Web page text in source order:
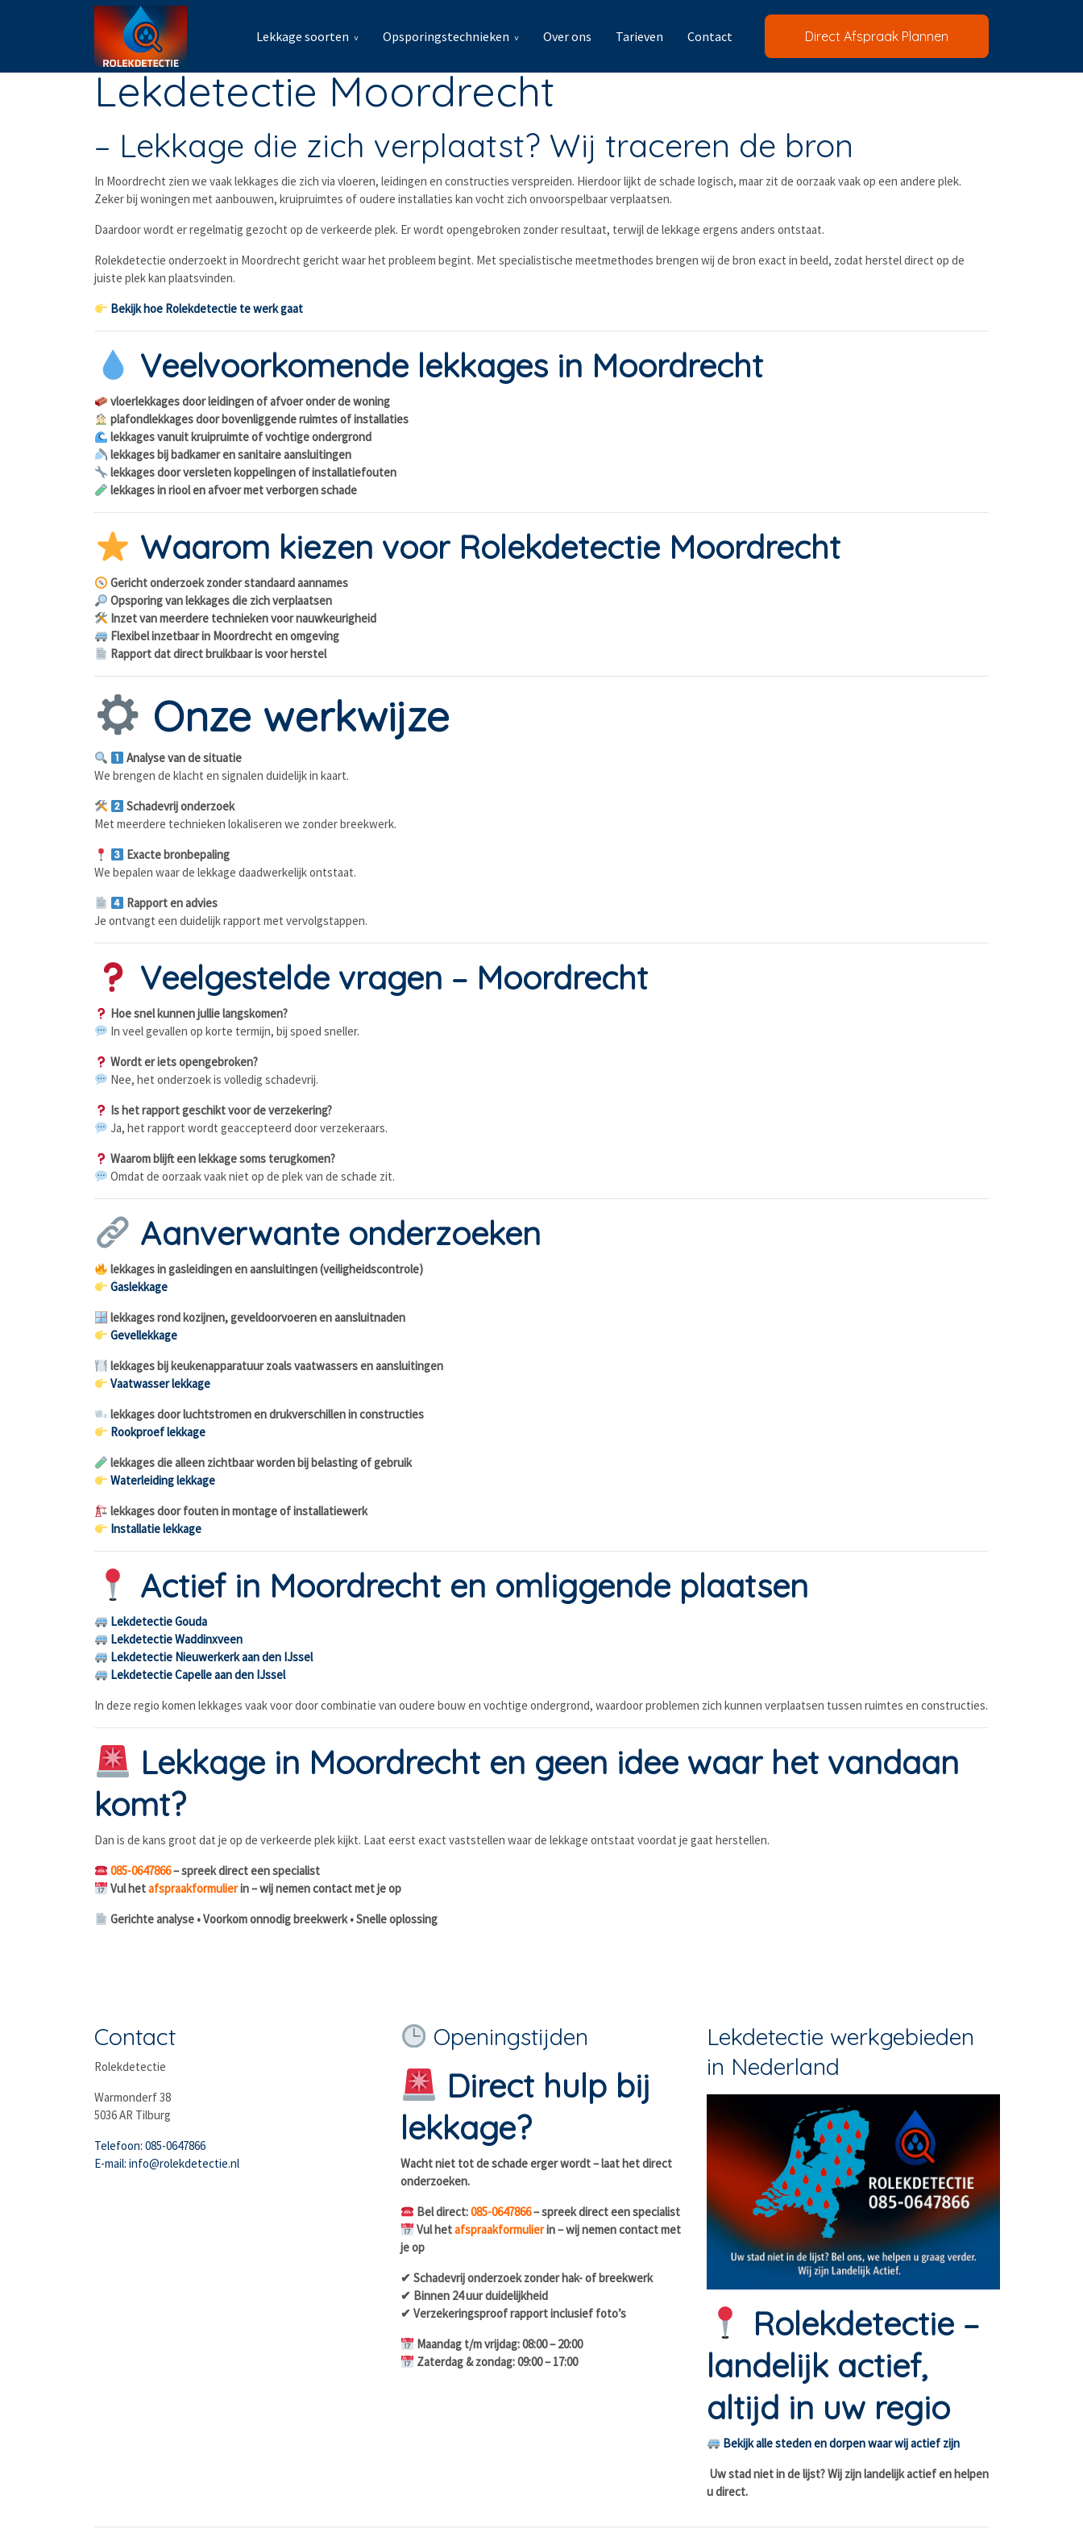
Lekkage soorten Opsporingstechnieken Over ons Tarieven Contact Direct Afspraak Plannen
Lekdetectie Moordrecht
– Lekkage die zich verplaatst? Wij traceren de bron
In Moordrecht zien we vaak lekkages die zich via vloeren, leidingen en constructies verspreiden. Hierdoor lijkt de schade logisch, maar zit de oorzaak vaak op een andere plek.
Zeker bij woningen met aanbouwen, kruipruimtes of oudere installaties kan vocht zich onvoorspelbaar verplaatsen.
Daardoor wordt er regelmatig gezocht op de verkeerde plek. Er wordt opengebroken zonder resultaat, terwijl de lekkage ergens anders ontstaat.
Rolekdetectie onderzoekt in Moordrecht gericht waar het probleem begint. Met specialistische meetmethodes brengen wij de bron exact in beeld, zodat herstel direct op de
juiste plek kan plaatsvinden.
Bekijk hoe Rolekdetectie te werk gaat
Veelvoorkomende lekkages in Moordrecht
vloerlekkages door leidingen of afvoer onder de woning
plafondlekkages door bovenliggende ruimtes of installaties
lekkages vanuit kruipruimte of vochtige ondergrond
lekkages bij badkamer en sanitaire aansluitingen
lekkages door versleten koppelingen of installatiefouten
lekkages in riool en afvoer met verborgen schade
Waarom kiezen voor Rolekdetectie Moordrecht
Gericht onderzoek zonder standaard aannames
Opsporing van lekkages die zich verplaatsen
Inzet van meerdere technieken voor nauwkeurigheid
Flexibel inzetbaar in Moordrecht en omgeving
Rapport dat direct bruikbaar is voor herstel
Onze werkwijze
Analyse van de situatie
We brengen de klacht en signalen duidelijk in kaart.
Schadevrij onderzoek
Met meerdere technieken lokaliseren we zonder breekwerk.
Exacte bronbepaling
We bepalen waar de lekkage daadwerkelijk ontstaat.
Rapport en advies
Je ontvangt een duidelijk rapport met vervolgstappen.
Veelgestelde vragen – Moordrecht
Hoe snel kunnen jullie langskomen?
In veel gevallen op korte termijn, bij spoed sneller.
Wordt er iets opengebroken?
Nee, het onderzoek is volledig schadevrij.
Is het rapport geschikt voor de verzekering?
Ja, het rapport wordt geaccepteerd door verzekeraars.
Waarom blijft een lekkage soms terugkomen?
Omdat de oorzaak vaak niet op de plek van de schade zit.
Aanverwante onderzoeken
lekkages in gasleidingen en aansluitingen (veiligheidscontrole)
Gaslekkage
lekkages rond kozijnen, geveldoorvoeren en aansluitnaden
Gevellekkage
lekkages bij keukenapparatuur zoals vaatwassers en aansluitingen
Vaatwasser lekkage
lekkages door luchtstromen en drukverschillen in constructies
Rookproef lekkage
lekkages die alleen zichtbaar worden bij belasting of gebruik
Waterleiding lekkage
lekkages door fouten in montage of installatiewerk
Installatie lekkage
Actief in Moordrecht en omliggende plaatsen
Lekdetectie Gouda
Lekdetectie Waddinxveen
Lekdetectie Nieuwerkerk aan den IJssel
Lekdetectie Capelle aan den IJssel
In deze regio komen lekkages vaak voor door combinatie van oudere bouw en vochtige ondergrond, waardoor problemen zich kunnen verplaatsen tussen ruimtes en constructies.
Lekkage in Moordrecht en geen idee waar het vandaan
komt?
Dan is de kans groot dat je op de verkeerde plek kijkt. Laat eerst exact vaststellen waar de lekkage ontstaat voordat je gaat herstellen.
085-0647866– spreek direct een specialist
Vul hetafspraakformulierin – wij nemen contact met je op
Gerichte analyse • Voorkom onnodig breekwerk • Snelle oplossing
Contact
Rolekdetectie
Warmonderf 38
5036 AR Tilburg
Telefoon: 085-0647866
E-mail: info@rolekdetectie.nl
Openingstijden
Direct hulp bij
lekkage?
Wacht niet tot de schade erger wordt – laat het direct
onderzoeken.
Bel direct:085-0647866– spreek direct een specialist
Vul hetafspraakformulierin – wij nemen contact met
je op
✔ Schadevrij onderzoek zonder hak- of breekwerk
✔ Binnen 24 uur duidelijkheid
✔ Verzekeringsproof rapport inclusief foto’s
Maandag t/m vrijdag: 08:00 – 20:00
Zaterdag & zondag: 09:00 – 17:00
Lekdetectie werkgebieden
in Nederland
Rolekdetectie –
landelijk actief,
altijd in uw regio
Bekijk alle steden en dorpen waar wij actief zijn
Uw stad niet in de lijst? Wij zijn landelijk actief en helpen
u direct.